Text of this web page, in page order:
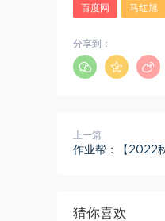
百度网 马红旭
分享到：
上一篇
作业帮：【2022
猜你喜欢